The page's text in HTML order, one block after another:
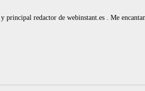
principal redactor de webinstant.es . Me